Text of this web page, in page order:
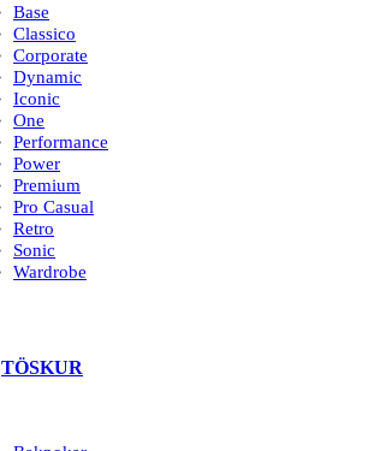
Base
Classico
Corporate
Dynamic
Iconic
One
Performance
Power
Premium
Pro Casual
Retro
Sonic
Wardrobe
TÖSKUR